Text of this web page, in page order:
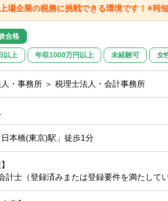
場企業の税務に挑戦できる環境です！※時
合格
以上 年収1000万円以上 未経験可 女
・事務所 ＞ 税理士法人・会計事務所
本橋(東京)駅」徒歩1分
計士（登録済みまたは登録要件を満たしてい